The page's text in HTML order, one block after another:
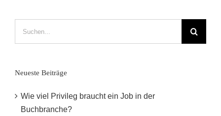
Neueste Beiträge
Wie viel Privileg braucht ein Job in der
Buchbranche?